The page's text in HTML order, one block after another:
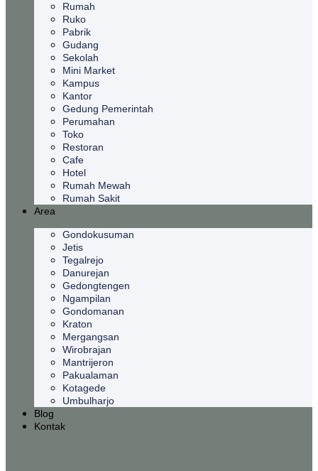
Rumah
Ruko
Pabrik
Gudang
Sekolah
Mini Market
Kampus
Kantor
Gedung Pemerintah
Perumahan
Toko
Restoran
Cafe
Hotel
Rumah Mewah
Rumah Sakit
Area
Gondokusuman
Jetis
Tegalrejo
Danurejan
Gedongtengen
Ngampilan
Gondomanan
Kraton
Mergangsan
Wirobrajan
Mantrijeron
Pakualaman
Kotagede
Umbulharjo
Blog
Kontak